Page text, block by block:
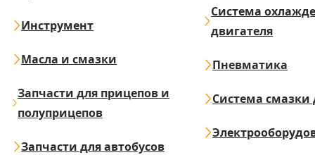
Инструмент
Масла и смазки
Запчасти для прицепов и
полуприцепов
Запчасти для автобусов
Система
двигателя
Пневматика
Система смазки